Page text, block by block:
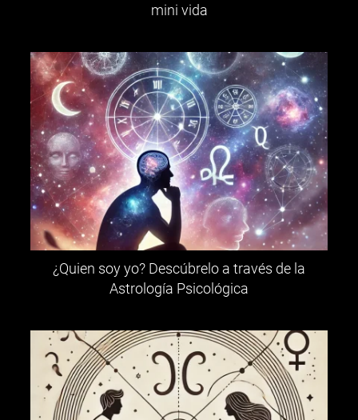
mini vida
¿Quien soy yo? Descúbrelo a través de la
Astrología Psicológica